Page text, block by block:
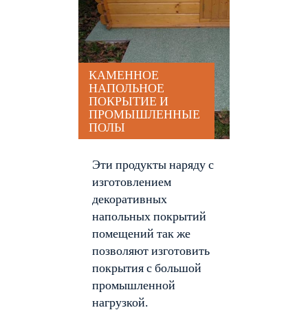
КАМЕННОЕ
НАПОЛЬНОЕ
ПОКРЫТИЕ И
ПРОМЫШЛЕННЫЕ
ПОЛЫ
Эти продукты наряду с
изготовлением
декоративных
напольных покрытий
помещений так же
позволяют изготовить
покрытия с большой
промышленной
нагрузкой.